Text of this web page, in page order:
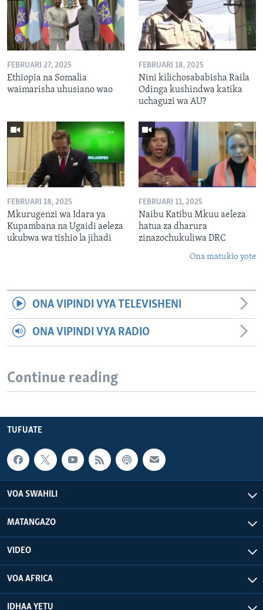
FEBRUARI 27, 2025
Ethiopia na Somalia
waimarisha uhusiano wao
FEBRUARI 18, 2025
Nini kilichosababisha Raila
Odinga kushindwa katika
uchaguzi wa AU?
FEBRUARI 18, 2025
Mkurugenzi wa Idara ya
Kupambana na Ugaidi aeleza
ukubwa wa tishio la jihadi
FEBRUARI 11, 2025
Naibu Katibu Mkuu aeleza
hatua za dharura
zinazochukuliwa DRC
Ona matukio yote
ONA VIPINDI VYA TELEVISHENI
ONA VIPINDI VYA RADIO
Continue reading
TUFUATE
VOA SWAHILI
MATANGAZO
VIDEO
VOA AFRICA
IDHAA YETU